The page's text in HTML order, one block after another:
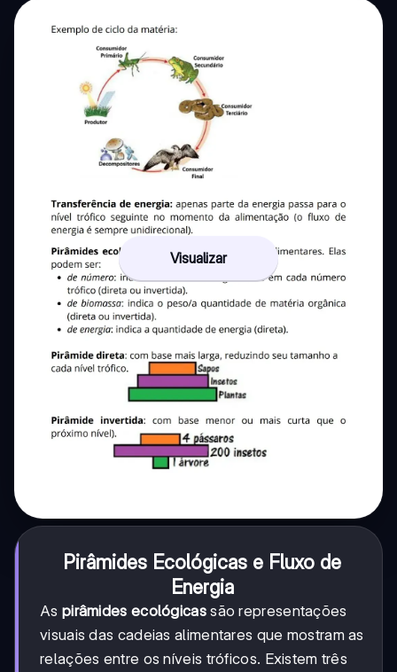
Visualizar
Pirâmides Ecológicas e Fluxo de
Energia
As pirâmides ecológicassão representações
visuais das cadeias alimentares que mostram as
relações entre os níveis tróficos. Existem três